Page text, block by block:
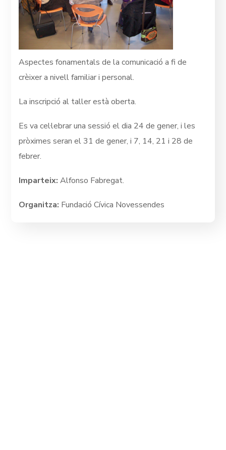
Aspectes fonamentals de la comunicació a fi de
crèixer a nivell familiar i personal.
La inscripció al taller està oberta.
Es va cel·lebrar una sessió el dia 24 de gener, i les
pròximes seran el 31 de gener, i 7, 14, 21 i 28 de
febrer.
Imparteix: Alfonso Fabregat.
Organitza: Fundació Cívica Novessendes